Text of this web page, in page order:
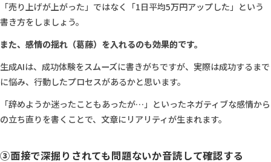
「売り上げが上がった」ではなく「1日平均5万円アップした」という
書き方をしましょう。
また、感情の揺れ（葛藤）を入れるのも効果的です。
生成AIは、成功体験をスムーズに書きがちですが、実際は成功するまで
に悩み、行動したプロセスがあるかと思います。
「辞めようか迷ったこともあったが…」といったネガティブな感情から
の立ち直りを書くことで、文章にリアリティが生まれます。
③面接で深掘りされても問題ないか音読して確認する